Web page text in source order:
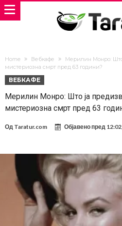
Home Вебкафе
Мерилин Монро: Што
мистериозна смрт пред 63 години?
ВЕБКАФЕ
Мерилин Монро: Што ја
мистериозна смрт пред 63
Од Taratur.com Објавено пред